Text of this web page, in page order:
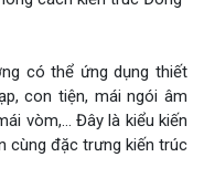
có thể ứng dụng thiết
con tiện, mái ngói âm
vòm,… Đây là kiểu kiến
cùng đặc trưng kiến trúc